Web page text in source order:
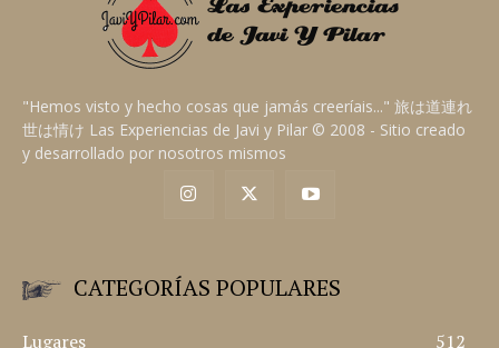
"Hemos visto y hecho cosas que jamás creeríais..." 旅は道連れ
世は情け Las Experiencias de Javi y Pilar © 2008 - Sitio creado
y desarrollado por nosotros mismos
CATEGORÍAS POPULARES
Lugares
512